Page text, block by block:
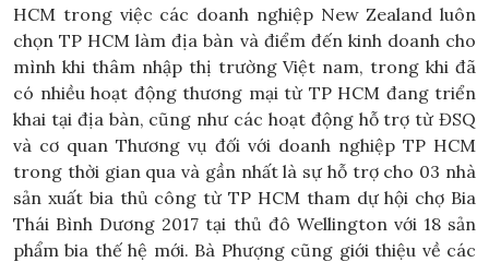
HCM trong việc các doanh nghiệp New Zealand luôn
chọn TP HCM làm địa bàn và điểm đến kinh doanh cho
mình khi thâm nhập thị trường Việt nam, trong khi đã
có nhiều hoạt động thương mại từ TP HCM đang triển
khai tại địa bàn, cũng như các hoạt động hỗ trợ từ ĐSQ
và cơ quan Thương vụ đối với doanh nghiệp TP HCM
trong thời gian qua và gần nhất là sự hỗ trợ cho 03 nhà
sản xuất bia thủ công từ TP HCM tham dự hội chợ Bia
Thái Bình Dương 2017 tại thủ đô Wellington với 18 sản
phẩm bia thế hệ mới. Bà Phượng cũng giới thiệu về các